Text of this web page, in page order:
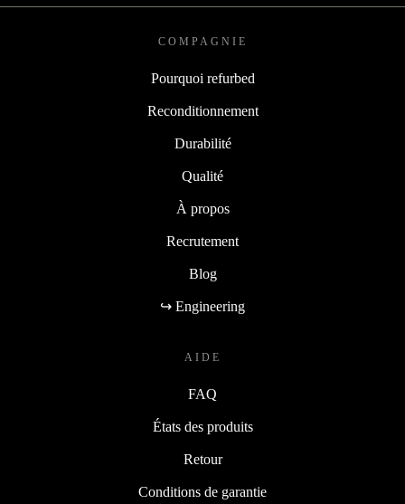
COMPAGNIE
Pourquoi refurbed
Reconditionnement
Durabilité
Qualité
À propos
Recrutement
Blog
↪ Engineering
AIDE
FAQ
États des produits
Retour
Conditions de garantie